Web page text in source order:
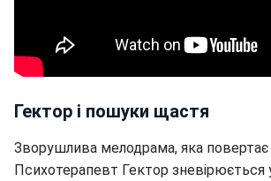
Гектор і пошуки щастя
Зворушлива мелодрама, яка повертає
Психотерапевт Гектор зневірюється